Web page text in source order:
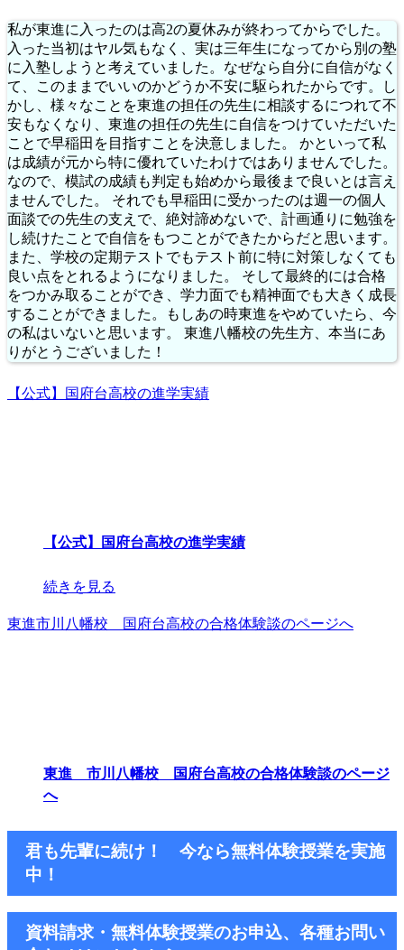
私が東進に入ったのは高2の夏休みが終わってからでした。
入った当初はヤル気もなく、実は三年生になってから別の塾
に入塾しようと考えていました。なぜなら自分に自信がなく
て、このままでいいのかどうか不安に駆られたからです。し
かし、様々なことを東進の担任の先生に相談するにつれて不
安もなくなり、東進の担任の先生に自信をつけていただいた
ことで早稲田を目指すことを決意しました。 かといって私
は成績が元から特に優れていたわけではありませんでした。
なので、模試の成績も判定も始めから最後まで良いとは言え
ませんでした。 それでも早稲田に受かったのは週一の個人
面談での先生の支えで、絶対諦めないで、計画通りに勉強を
し続けたことで自信をもつことができたからだと思います。
また、学校の定期テストでもテスト前に特に対策しなくても
良い点をとれるようになりました。 そして最終的には合格
をつかみ取ることができ、学力面でも精神面でも大きく成長
することができました。もしあの時東進をやめていたら、今
の私はいないと思います。 東進八幡校の先生方、本当にあ
りがとうございました！
【公式】国府台高校の進学実績
【公式】国府台高校の進学実績
続きを見る
東進市川八幡校 国府台高校の合格体験談のページへ
東進 市川八幡校 国府台高校の合格体験談のページ
へ
君も先輩に続け！ 今なら無料体験授業を実施
中！
資料請求・無料体験授業のお申込、各種お問い